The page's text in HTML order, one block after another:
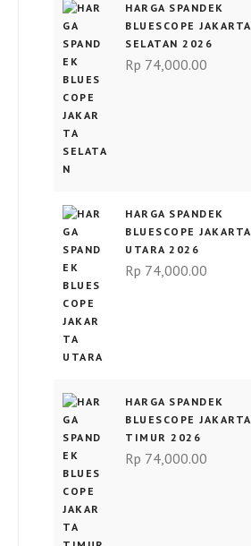
HARGA SPANDEK
BLUESCOPE JAKARTA
SELATAN 2026
Rp 74,000.00
HARGA SPANDEK
BLUESCOPE JAKARTA
UTARA 2026
Rp 74,000.00
HARGA SPANDEK
BLUESCOPE JAKARTA
TIMUR 2026
Rp 74,000.00